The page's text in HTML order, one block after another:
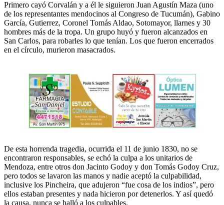
Primero cayó Corvalán y a él le siguieron Juan Agustín Maza (uno
de los representantes mendocinos al Congreso de Tucumán), Gabino
García, Gutierrez, Coronel Tomás Aldao, Sotomayor, llarnes y 30
hombres más de la tropa. Un grupo huyó y fueron alcanzados en
San Carlos, para robarles lo que tenían. Los que fueron encerrados
en el círculo, murieron masacrados.
De esta horrenda tragedia, ocurrida el 11 de junio 1830, no se
encontraron responsables, se echó la culpa a los unitarios de
Mendoza, entre otros don Jacinto Godoy y don Tomás Godoy Cruz,
pero todos se lavaron las manos y nadie aceptó la culpabilidad,
inclusive los Pincheira, que adujeron “fue cosa de los indios”, pero
ellos estaban presentes y nada hicieron por detenerlos. Y así quedó
la causa, nunca se halló a los culpables.